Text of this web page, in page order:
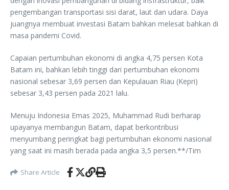
pengembangan transportasi sisi darat, laut dan udara. Daya
juangnya membuat investasi Batam bahkan melesat bahkan di
masa pandemi Covid.
Capaian pertumbuhan ekonomi di angka 4,75 persen Kota
Batam ini, bahkan lebih tinggi dari pertumbuhan ekonomi
nasional sebesar 3,69 persen dan Kepulauan Riau (Kepri)
sebesar 3,43 persen pada 2021 lalu.
Menuju Indonesia Emas 2025, Muhammad Rudi berharap
upayanya membangun Batam, dapat berkontribusi
menyumbang peringkat bagi pertumbuhan ekonomi nasional
yang saat ini masih berada pada angka 3,5 persen.**/Tim
Share Article